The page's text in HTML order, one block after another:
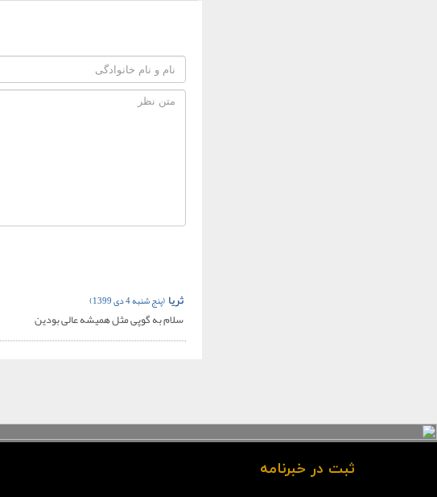
ثریا (پنج شنبه 4 دی 1399)
سلام به گوپی مثل همیشه عالی بودین
ثبت در خبرنامه